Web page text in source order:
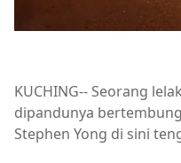
KUCHING-- Seorang
dipandunya
Stephen Yong di sini